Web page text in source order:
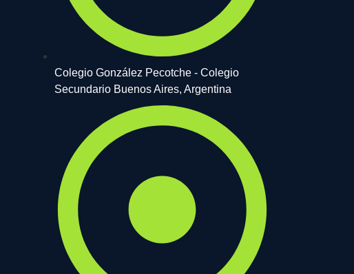
Colegio González Pecotche - Colegio
Secundario Buenos Aires, Argentina